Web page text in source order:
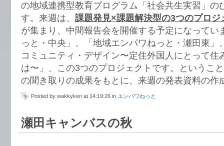
の地域連携型教育プログラム「社会共生実習」の
す。来週は、 課題発見×課題解決型の3つのプロジ
が集まり、中間報告会を開催する予定になってい
っと・中央」、「地域エンパワねっと・瀬田東」
コミュニティ・デザイン〜定住外国人にとって住
は〜」、この3つのプロジェクトです。というこ
の聞き取りの成果をもとに、来週の発表資料の作
Posted by wakkyken at 14:19:26 in エンパワねっと
瀬田キャンバスの秋